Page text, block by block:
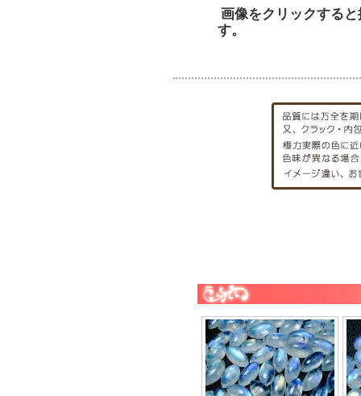
画像をクリックする
す。